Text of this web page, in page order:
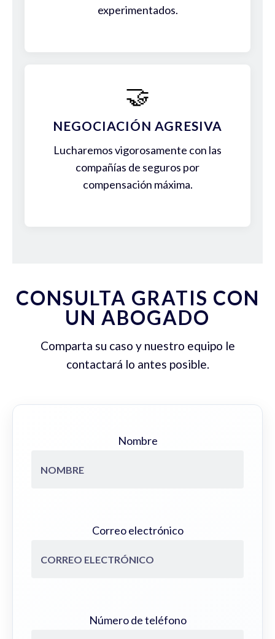
experimentados.
🤝
NEGOCIACIÓN AGRESIVA
Lucharemos vigorosamente con las
compañías de seguros por
compensación máxima.
CONSULTA GRATIS CON
UN ABOGADO
Comparta su caso y nuestro equipo le
contactará lo antes posible.
Nombre
Correo electrónico
Número de teléfono